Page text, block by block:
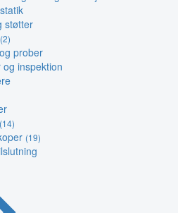
støtter
(2)
prober
og inspektion
(14)
(19)